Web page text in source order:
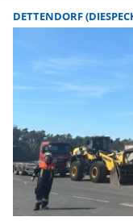
DETTENDORF